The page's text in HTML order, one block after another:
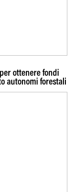
ottenere fondi
autonomi forestali